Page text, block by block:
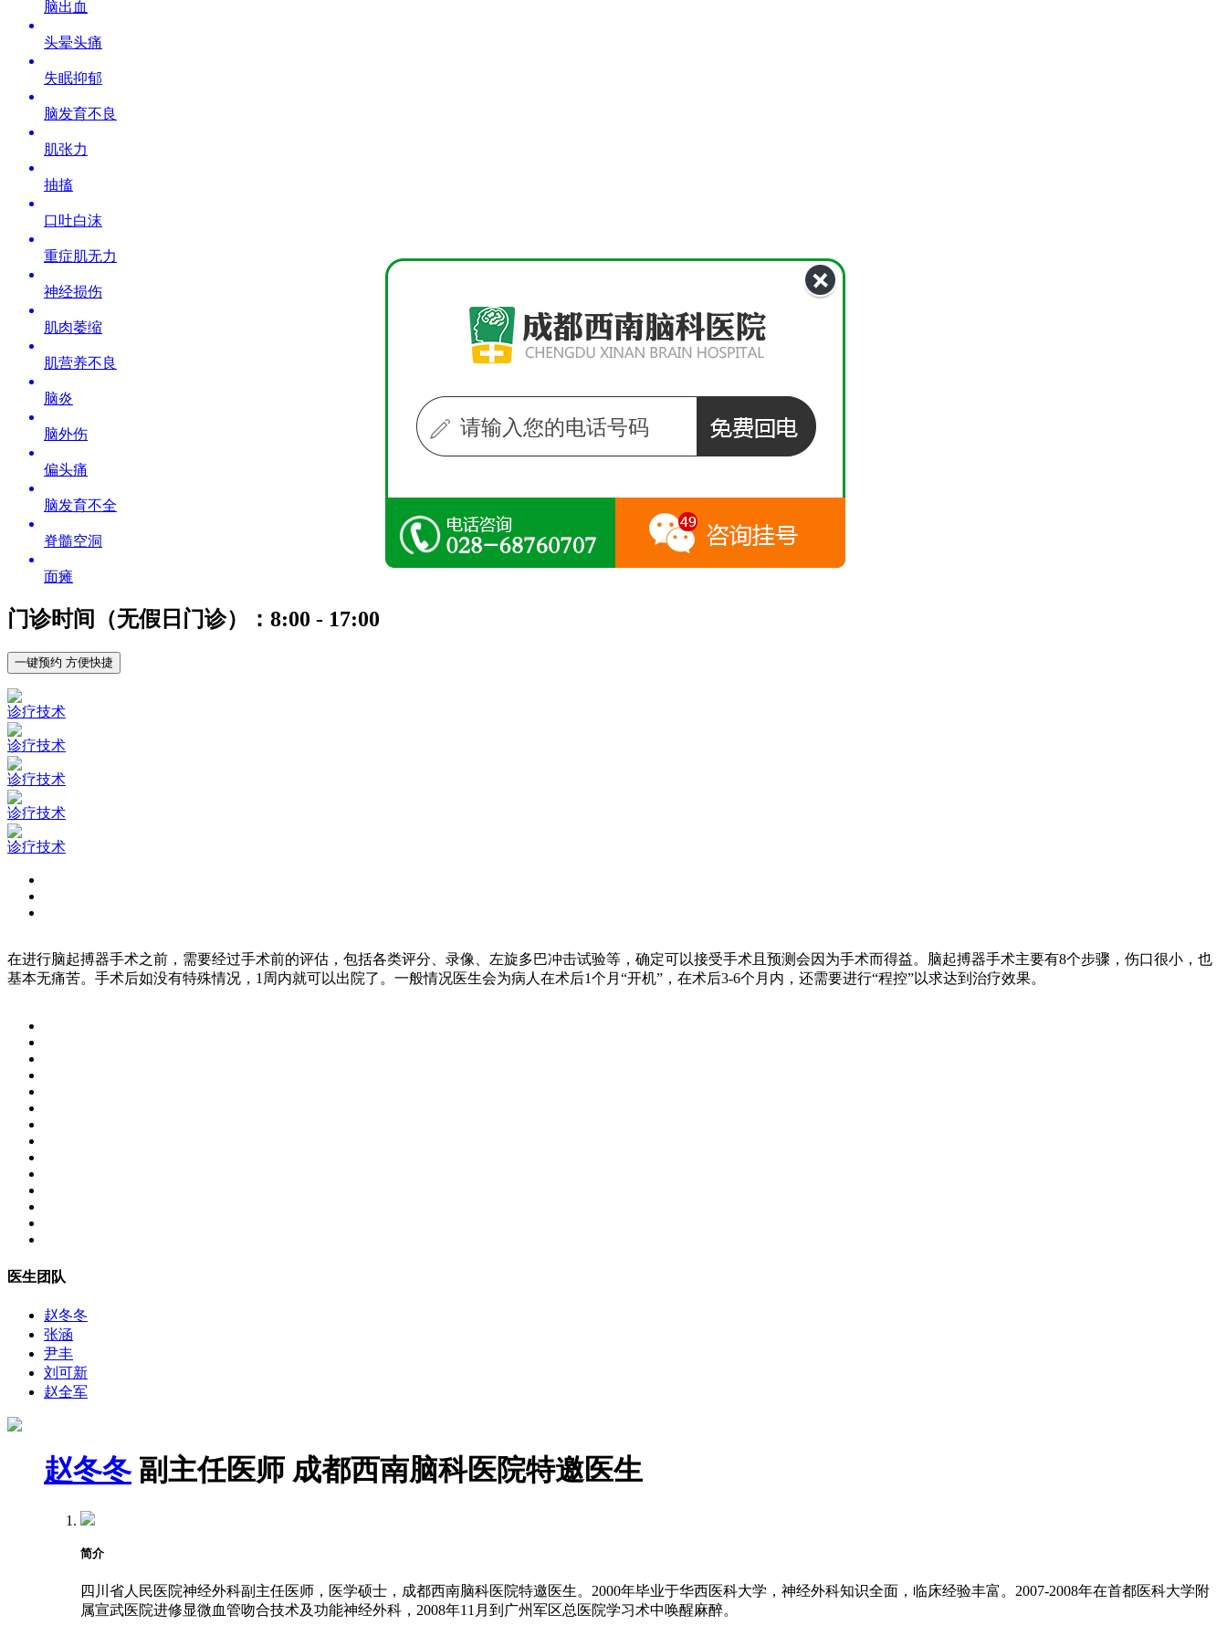
脑出血
头晕头痛
失眠抑郁
脑发育不良
肌张力
抽搐
口吐白沫
重症肌无力
神经损伤
肌肉萎缩
肌营养不良
脑炎
脑外伤
偏头痛
脑发育不全
脊髓空洞
面瘫
门诊时间（无假日门诊）：8:00 - 17:00
一键预约 方便快捷
诊疗技术
诊疗技术
诊疗技术
诊疗技术
诊疗技术
在进行脑起搏器手术之前，需要经过手术前的评估，包括各类评分、录像、左旋多巴冲击试验等，确定可以接受手术且预测会因为手术而得益。脑起搏器手术主要有8个步骤，伤口很小，也
基本无痛苦。手术后如没有特殊情况，1周内就可以出院了。一般情况医生会为病人在术后1个月“开机”，在术后3-6个月内，还需要进行“程控”以求达到治疗效果。
医生团队
赵冬冬
张涵
尹丰
刘可新
赵全军
赵冬冬 副主任医师 成都西南脑科医院特邀医生
简介
四川省人民医院神经外科副主任医师，医学硕士，成都西南脑科医院特邀医生。2000年毕业于华西医科大学，神经外科知识全面，临床经验丰富。2007-2008年在首都医科大学附
属宣武医院进修显微血管吻合技术及功能神经外科，2008年11月到广州军区总医院学习术中唤醒麻醉。